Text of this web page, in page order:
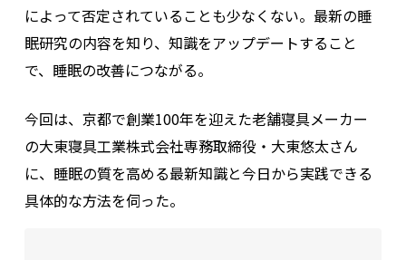
によって否定されていることも少なくない。最新の睡
眠研究の内容を知り、知識をアップデートすること
で、睡眠の改善につながる。
今回は、京都で創業100年を迎えた老舗寝具メーカー
の大東寝具工業株式会社専務取締役・大東悠太さん
に、睡眠の質を高める最新知識と今日から実践できる
具体的な方法を伺った。